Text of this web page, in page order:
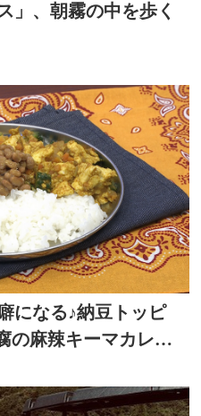
」、朝霧の中を歩く
になる♪納豆トッピ
の麻辣キーマカレ
府ちゃん～